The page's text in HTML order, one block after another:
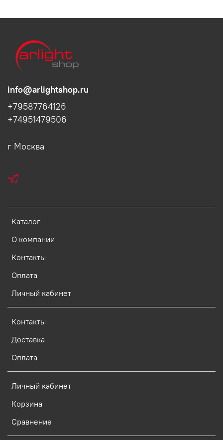
Каталог
О компании
Контакты
Оплата
Личный кабинет
Контакты
Доставка
Оплата
Личный кабинет
Корзина
Сравнение
info@arlightshop.ru
+79587764126
+74951479506
г Москва